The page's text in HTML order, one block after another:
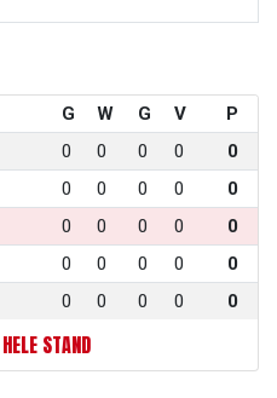
G W G V
P
0 0 0 0
0
0 0 0 0
0
0 0 0 0
0
0 0 0 0
0
0 0 0 0 0
STAND